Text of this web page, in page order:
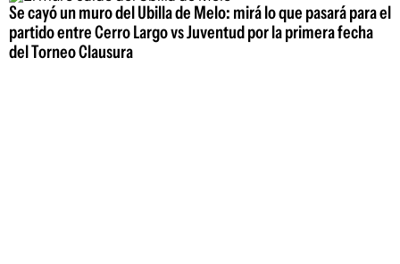
Se cayó un muro del Ubilla de Melo: mirá lo que pasará para el
partido entre Cerro Largo vs Juventud por la primera fecha
del Torneo Clausura